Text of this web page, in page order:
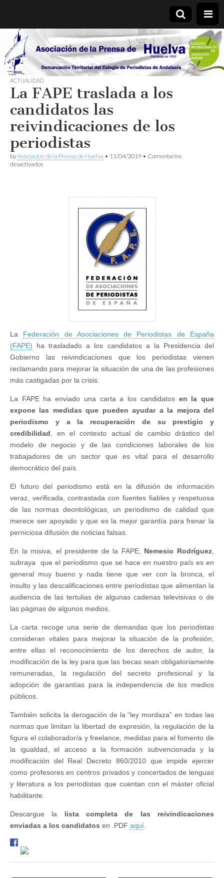
Asociación
de la
Prensa de
Huelva
ACTUALIDAD
La FAPE traslada a los
candidatos las
reivindicaciones de los
periodistas
byAsociacion de la Prensa de Huelva • 11/04/2019 • Comentarios
desactivadosen
La Federación de Asociaciones de Periodistas de España
(FAPE) ha trasladado a los candidatos a la Presidencia del
Gobierno las reivindicaciones que los periodistas vienen
reclamando para mejorar la situación de una de las profesiones
más castigadas por la crisis.
La FAPE ha enviado una carta a los candidatos en la que
expone las medidas que pueden ayudar a la mejora del
periodismo y a la recuperación de su prestigio y
credibilidad, en el contexto actual de cambio drástico del
modelo de negocio y de las condiciones laborales de los
trabajadores de un sector que es vital para el desarrollo
democrático del país.
El futuro del periodismo está en la difusión de información
veraz, verificada, contrastada con fuentes fiables y respetuosa
de las normas deontológicas, un periodismo de calidad que
merece ser apoyado y que es la mejor garantía para frenar la
perniciosa difusión de noticias falsas.
En la misiva, el presidente de la FAPE, Nemesio Rodríguez,
subraya que el periodismo que se hace en nuestro país es en
general muy bueno y nada tiene que ver con la bronca, el
insulto y las descalificaciones entre periodistas que alimentan la
audiencia de las tertulias de algunas cadenas televisivas o de
las páginas de algunos medios.
La carta recoge una serie de demandas que los periodistas
consideran vitales para mejorar la situación de la profesión,
entre ellas el reconocimiento de los derechos de autor, la
modificación de la ley para que las becas sean obligatoriamente
remuneradas, la regulación del secreto profesional y la
adopción de garantías para la independencia de los medios
públicos.
También solicita la derogación de la “ley mordaza” en todas las
normas que limitan la libertad de expresión, la regulación de la
figura el colaborador/a y freelance, medidas para el fomento de
la igualdad, el acceso a la formación subvencionada y la
modificación del Real Decreto 860/2010 que impide ejercer
como profesores en centros privados y concertados de lenguas
y literatura a los periodistas que cuentan con el máster oficial
habilitante.
Descargue la lista completa de las reivindicaciones
enviadas a los candidatos en .PDF aquí.